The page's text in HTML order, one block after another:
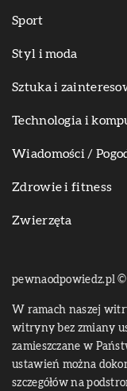
Sport
Styl i moda
Sztuka i
Technologia i
Wiadomości /
Zdrowie i fitness
Zwierzęta
pewnaodpowiedz.pl ©
W ramach naszej
witryny bez zmiany
zamieszczane w
ustawień można
szczegółów na